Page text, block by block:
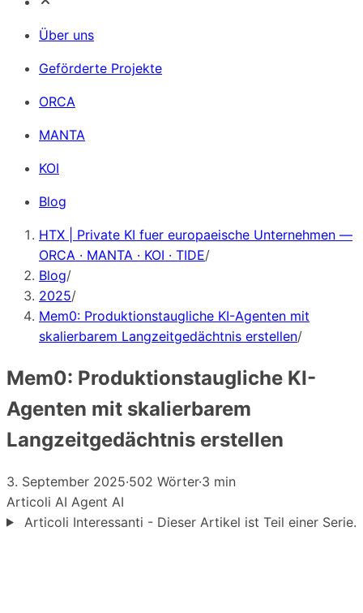
Über uns
Geförderte Projekte
ORCA
MANTA
KOI
Blog
HTX | Private KI fuer europaeische Unternehmen —
ORCA · MANTA · KOI · TIDE/
Blog/
2025/
Mem0: Produktionstaugliche KI-Agenten mit
skalierbarem Langzeitgedächtnis erstellen/
Mem0: Produktionstaugliche KI-
Agenten mit skalierbarem
Langzeitgedächtnis erstellen
3. September 2025·502 Wörter·3 min
Articoli AI Agent AI
Articoli Interessanti - Dieser Artikel ist Teil einer Serie.